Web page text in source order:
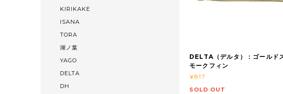
DELTA（デルタ）：ゴールド
モークフィン
¥817
SOLD OUT
KIRIKAKE
ISANA
TORA
湖ノ葉
YAGO
DELTA
DH